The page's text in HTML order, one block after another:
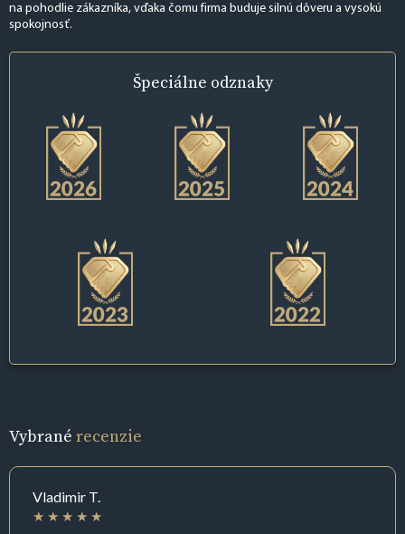
na pohodlie zákazníka, vďaka čomu firma buduje silnú dôveru a vysokú
spokojnosť.
Špeciálne odznaky
Vybrané recenzie
Vladimir T.